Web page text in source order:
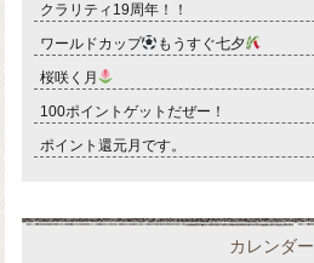
クラリティ19周年！！
ワールドカップ
もうすぐ七夕
桜咲く月
100ポイントゲットだぜー！
ポイント還元月です。
カレンダー